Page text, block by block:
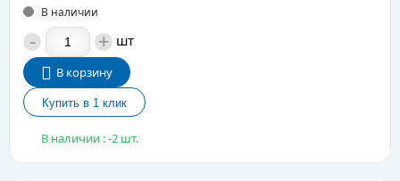
В наличии
- + шт
В корзину
В наличии : -2 шт.